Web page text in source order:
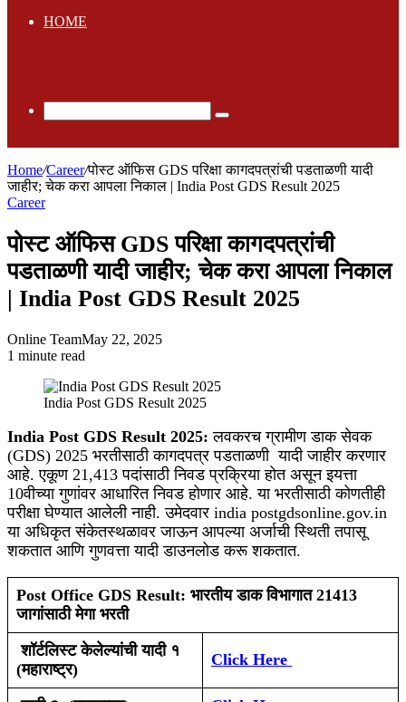
HOME
Search
Home/Career/पोस्ट ऑफिस GDS परिक्षा कागदपत्रांची पडताळणी यादी
जाहीर; चेक करा आपला निकाल | India Post GDS Result 2025
Career
पोस्ट ऑफिस GDS परिक्षा कागदपत्रांची
पडताळणी यादी जाहीर; चेक करा आपला निकाल
| India Post GDS Result 2025
Online TeamMay 22, 2025
1 minute read
India Post GDS Result 2025
India Post GDS Result 2025: लवकरच ग्रामीण डाक सेवक
(GDS) 2025 भरतीसाठी कागदपत्र पडताळणी यादी जाहीर करणार
आहे. एकूण 21,413 पदांसाठी निवड प्रक्रिया होत असून इयत्ता
10वीच्या गुणांवर आधारित निवड होणार आहे. या भरतीसाठी कोणतीही
परीक्षा घेण्यात आलेली नाही. उमेदवार india postgdsonline.gov.in
या अधिकृत संकेतस्थळावर जाऊन आपल्या अर्जाची स्थिती तपासू
शकतात आणि गुणवत्ता यादी डाउनलोड करू शकतात.
Post Office GDS Result: भारतीय डाक विभागात 21413
जागांसाठी मेगा भरती
शॉर्टलिस्ट केलेल्यांची यादी १
(महाराष्ट्र)
Click Here